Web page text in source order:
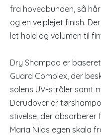
fra hovedbunden, så
og en velplejet finish.
let hold og volumen til
Dry Shampoo er
Guard Complex, der
solens UV-stråler samt
Derudover er
stivelse, der absorberer
Maria Nilas egen skala